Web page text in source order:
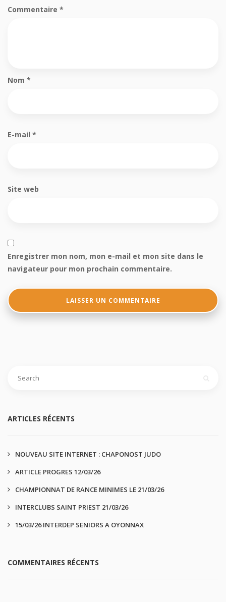
Commentaire *
Nom *
E-mail *
Site web
Enregistrer mon nom, mon e-mail et mon site dans le
navigateur pour mon prochain commentaire.
ARTICLES RÉCENTS
NOUVEAU SITE INTERNET : CHAPONOST JUDO
ARTICLE PROGRES 12/03/26
CHAMPIONNAT DE RANCE MINIMES LE 21/03/26
INTERCLUBS SAINT PRIEST 21/03/26
15/03/26 INTERDEP SENIORS A OYONNAX
COMMENTAIRES RÉCENTS